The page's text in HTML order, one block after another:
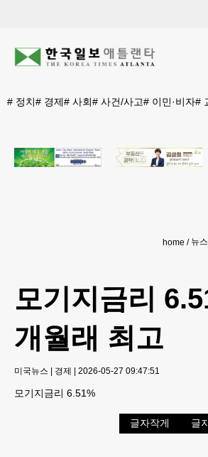
# 정치# 경제# 사회# 사건/사고# 이민·비자#
home 뉴스
모기지금리
개월래 최고
미국뉴스 | 경제 | 2026-05-27 09:47:51
모기지금리 6.51%
글자작게 글